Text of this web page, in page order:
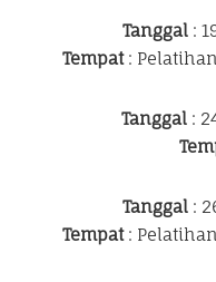
Tanggal:
Tempat:
Tanggal :
Tanggal:
Tempat: